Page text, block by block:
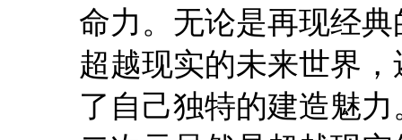
命力。无论是再现经
超越现实的未来世界
了自己独特的建造魅力